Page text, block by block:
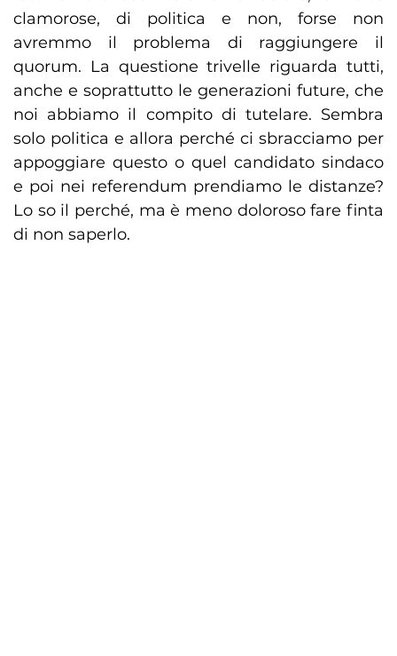
clamorose, di politica e non, forse non
avremmo il problema di raggiungere il
quorum. La questione trivelle riguarda tutti,
anche e soprattutto le generazioni future, che
noi abbiamo il compito di tutelare. Sembra
solo politica e allora perché ci sbracciamo per
appoggiare questo o quel candidato sindaco
e poi nei referendum prendiamo le distanze?
Lo so il perché, ma è meno doloroso fare finta
di non saperlo.